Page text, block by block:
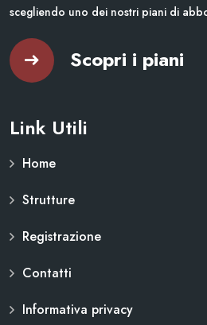
scegliendo uno dei nostri piani di
Scopri i piani
Link Utili
Home
Strutture
Registrazione
Contatti
Informativa privacy